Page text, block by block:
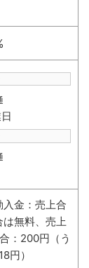
入金：売上合
は無料、売上
：200円（う
円）